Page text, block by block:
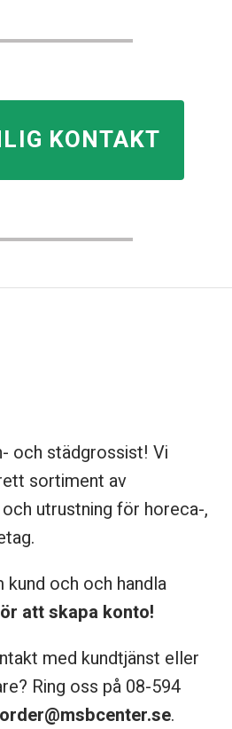
KONTAKT
och städgrossist! Vi
sortiment av
utrustning för horeca-,
kund och och handla
att skapa konto!
med kundtjänst eller
Ring oss på 08-594
order@msbcenter.se.